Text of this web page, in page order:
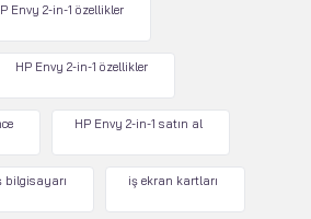
Envy 2-in-1 özellikler
HP Envy 2-in-1 özellikler
HP Envy 2-in-1 satın al
bilgisayarı iş ekran kartları